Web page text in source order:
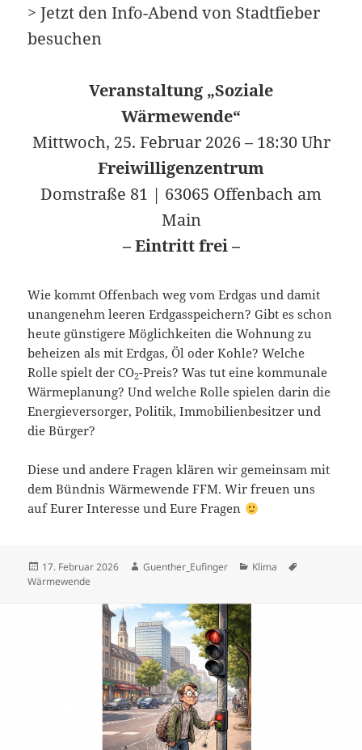
> Jetzt den Info-Abend von Stadtfieber
besuchen
Veranstaltung „Soziale
Wärmewende“
Mittwoch, 25. Februar 2026 – 18:30 Uhr
Freiwilligenzentrum
Domstraße 81 | 63065 Offenbach am
Main
– Eintritt frei –
Wie kommt Offenbach weg vom Erdgas und damit
unangenehm leeren Erdgasspeichern? Gibt es schon
heute günstigere Möglichkeiten die Wohnung zu
beheizen als mit Erdgas, Öl oder Kohle? Welche
Rolle spielt der CO2-Preis? Was tut eine kommunale
Wärmeplanung? Und welche Rolle spielen darin die
Energieversorger, Politik, Immobilienbesitzer und
die Bürger?
Diese und andere Fragen klären wir gemeinsam mit
dem Bündnis Wärmewende FFM. Wir freuen uns
auf Eurer Interesse und Eure Fragen
Veröffentlicht
am
17. Februar 2026 Autor
Guenther_Eufinger Kategorien
Klima
Wärmewende